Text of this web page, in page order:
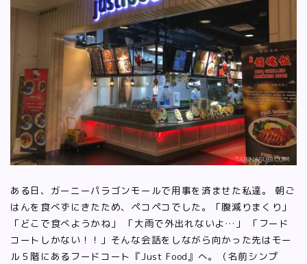
ある日、ガーニーパラゴンモールで用事を済ませた私達。 朝ご
はんを食べずにきたため、ペコペコでした。「腹減りまくり」
「どこで食べようかね」 「大雨で外出れないよ…」 「フード
コートしかない！！」そんな会話をしながら向かった先はモー
ル５階にあるフードコート『Just Food』へ。（名前シンプ